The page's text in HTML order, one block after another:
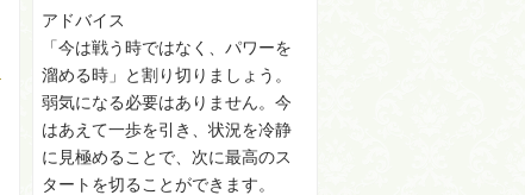
アドバイス
「今は戦う時ではなく、パワーを
溜める時」と割り切りましょう。
弱気になる必要はありません。今
はあえて一歩を引き、状況を冷静
に見極めることで、次に最高のス
タートを切ることができます。